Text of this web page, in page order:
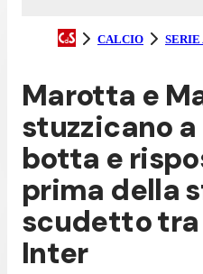
CALCIO SERIE
Marotta e
stuzzicano
botta e
prima della
scudetto tra
Inter